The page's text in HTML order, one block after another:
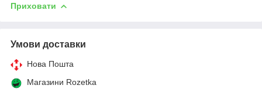
Приховати
Умови доставки
Нова Пошта
Магазини Rozetka